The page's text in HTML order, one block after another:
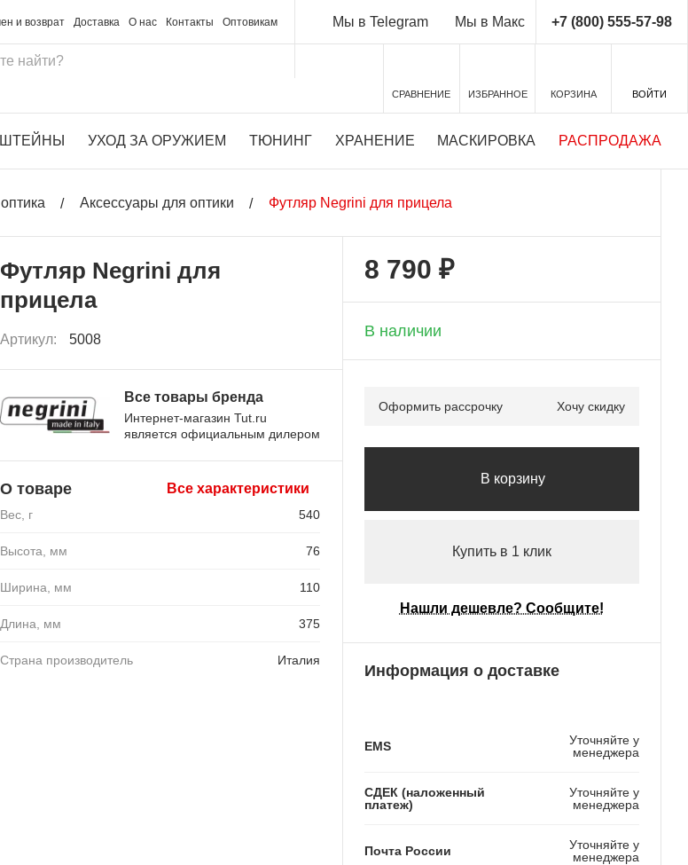
и возврат Доставка О нас Контакты Оптовикам Мы в Telegram Мы в Макс +7 (800) 555-57-98
СРАВНЕНИЕ ИЗБРАННОЕ КОРЗИНА ВОЙТИ
УХОД ЗА ОРУЖИЕМ ТЮНИНГ ХРАНЕНИЕ МАСКИРОВКА РАСПРОДАЖА
Аксессуары для оптики Футляр Negrini для прицела
Футляр Negrini для
прицела
Артикул: 5008
Все товары бренда
Интернет-магазин Tut.ru
является официальным дилером
О товаре Все характеристики
Вес, г 540
Высота, мм 76
Ширина, мм 110
Длина, мм 375
Страна производитель Италия
8 790 ₽
В наличии
Оформить рассрочку Хочу скидку
В корзину
Купить в 1 клик
Нашли дешевле? Сообщите!
Информация о доставке
EMS
Уточняйте у
менеджера
СДЕК (наложенный
платеж)
Уточняйте у
менеджера
Почта России
Уточняйте у
менеджера